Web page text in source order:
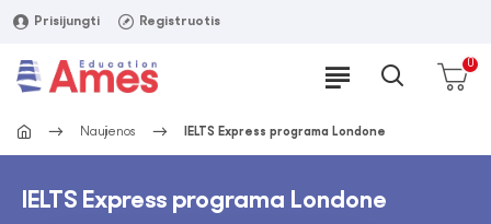
Prisijungti Registruotis
0
Naujienos IELTS Express programa Londone
IELTS Express programa Londone